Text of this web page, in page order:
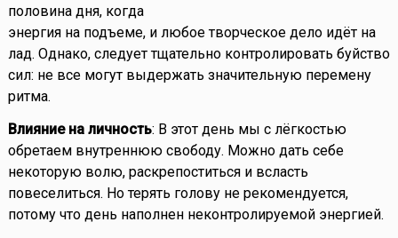
половина дня, когда
энергия на подъеме, и любое творческое дело идёт на
лад. Однако, следует тщательно контролировать буйство
сил: не все могут выдержать значительную перемену
ритма.
Влияние на личность: В этот день мы с лёгкостью
обретаем внутреннюю свободу. Можно дать себе
некоторую волю, раскрепоститься и всласть
повеселиться. Но терять голову не рекомендуется,
потому что день наполнен неконтролируемой энергией.